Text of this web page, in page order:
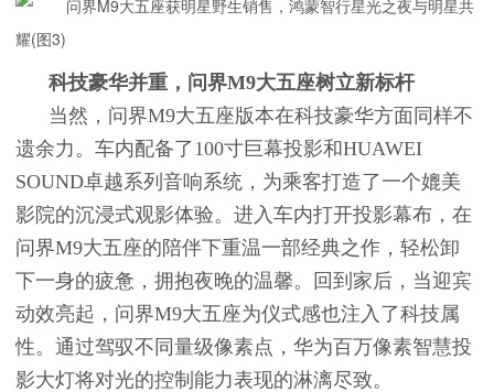
科技豪华并重，问界M9大五座树立新标杆
当然，问界M9大五座版本在科技豪华方面同样不
遗余力。车内配备了100寸巨幕投影和HUAWEI
SOUND卓越系列音响系统，为乘客打造了一个媲美
影院的沉浸式观影体验。进入车内打开投影幕布，在
问界M9大五座的陪伴下重温一部经典之作，轻松卸
下一身的疲惫，拥抱夜晚的温馨。回到家后，当迎宾
动效亮起，问界M9大五座为仪式感也注入了科技属
性。通过驾驭不同量级像素点，华为百万像素智慧投
影大灯将对光的控制能力表现的淋漓尽致。